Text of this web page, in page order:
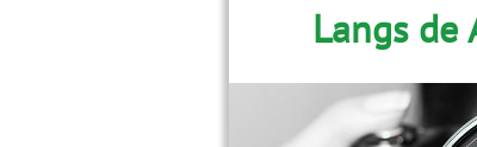
Langs de